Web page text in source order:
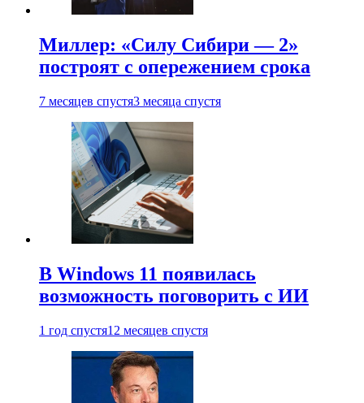
Миллер: «Силу Сибири — 2»
построят с опережением срока
7 месяцев спустя3 месяца спустя
В Windows 11 появилась
возможность поговорить с ИИ
1 год спустя12 месяцев спустя